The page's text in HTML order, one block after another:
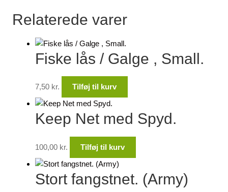
Relaterede varer
Fiske lås / Galge , Small.
7,50 kr. Tilføj til kurv
Keep Net med Spyd.
100,00 kr. Tilføj til kurv
Stort fangstnet. (Army)